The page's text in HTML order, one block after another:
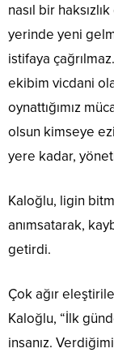
nasıl bir
yerinde yeni
istifaya
ekibim vicdani
oynattığımız
olsun kimseye
yere kadar,
Kaloğlu, ligin
anımsatarak,
getirdi.
Çok ağır
Kaloğlu, “İlk
insanız.